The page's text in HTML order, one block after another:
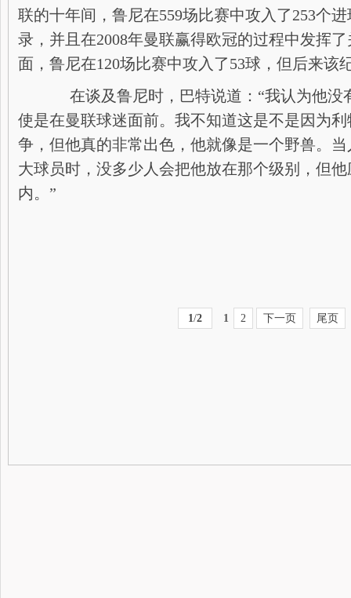
联的十年间，鲁尼在559场比赛中攻入了253个
录，并且在2008年曼联赢得欧冠的过程中发挥
面，鲁尼在120场比赛中攻入了53球，但后来该
在谈及鲁尼时，巴特说道：“我认为他没
使是在曼联球迷面前。我不知道这是不是因为
争，但他真的非常出色，他就像是一个野兽。
大球员时，没多少人会把他放在那个级别，但
内。”
1/2 1 2 下一页 尾页